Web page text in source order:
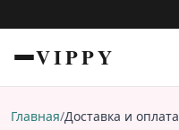
VIPPY
Главная/Доставка и оплата